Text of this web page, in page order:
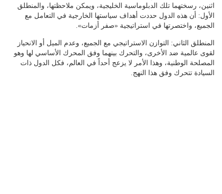
اثنين، رسختهما تلك الدبلوماسية الخليجية، ويمكن ملاحظتها، والمنطلق
الأول: أن هذه الدول حددت أهداف سياستها الخارجية في التعامل مع
الجميع، واختصرتها في استراتيجية «صفر أزمات».
المنطلق الثاني: التوازن الاستراتيجي مع الجميع، وعدم الميل أو الانحياز
لقوى عالمية ضد الأخرى، والتحرك بينهما وفق المحرك الأساسي لها وهو
المصلحة الوطنية، وهذا الأمر لا يزعج أحداً في العالم، فكل الدول ذات
السيادة تتحرك وفق هذا النهج.